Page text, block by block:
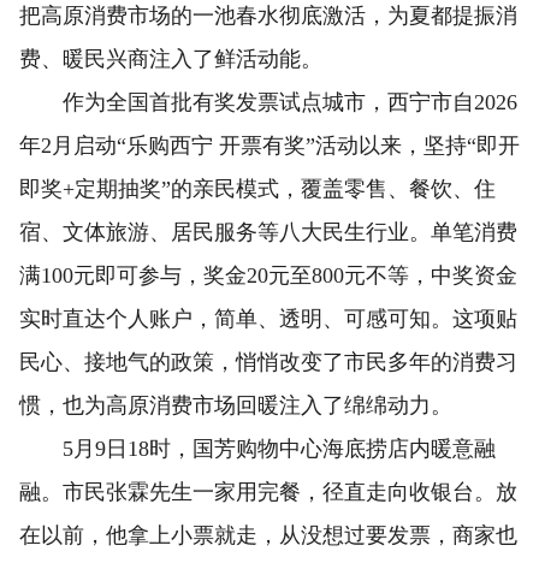
把高原消费市场的一池春水彻底激活，为夏都提振消
费、暖民兴商注入了鲜活动能。
作为全国首批有奖发票试点城市，西宁市自2026
年2月启动“乐购西宁 开票有奖”活动以来，坚持“即开
即奖+定期抽奖”的亲民模式，覆盖零售、餐饮、住
宿、文体旅游、居民服务等八大民生行业。单笔消费
满100元即可参与，奖金20元至800元不等，中奖资金
实时直达个人账户，简单、透明、可感可知。这项贴
民心、接地气的政策，悄悄改变了市民多年的消费习
惯，也为高原消费市场回暖注入了绵绵动力。
5月9日18时，国芳购物中心海底捞店内暖意融
融。市民张霖先生一家用完餐，径直走向收银台。放
在以前，他拿上小票就走，从没想过要发票，商家也